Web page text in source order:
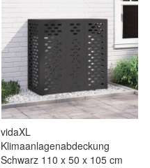
vidaXL
Klimaanlagenabdeckung
Schwarz 110 x 50 x 105 cm